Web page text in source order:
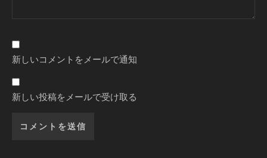
新しいコメントをメールで通知
新しい投稿をメールで受け取る